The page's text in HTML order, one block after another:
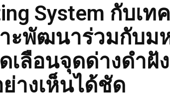
System กับเ
ะพัฒนาร่วมกับม
เลือนจุดด่างดำฝั
างเห็นได้ชัด